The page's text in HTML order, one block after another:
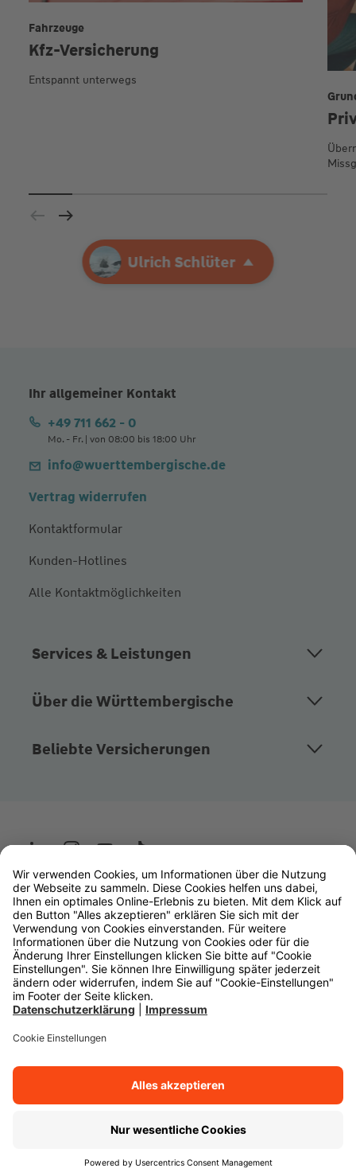
Ihre AgenturUlrich Schlüter
Ulrich Schlüter
Kfz-Versicherung
Fahrzeuge
Entspannt unterwegs
Ihr allgemeiner Kontakt
+49 711 662 - 0
Mo. - Fr. | von 08:00 bis 18:00 Uhr
info@wuerttembergische.de
Vertrag widerrufen
Kontaktformular
Kunden-Hotlines
Alle Kontaktmöglichkeiten
Services & Leistungen
Über die Württembergische
Beliebte Versicherungen
Wüstenrot
W&W Gruppe
OLB Bank
Makler
Impressum
Datenschutz
Rechtliche Hinweise
Cookie-Einstellungen
Zurück zum Anfang